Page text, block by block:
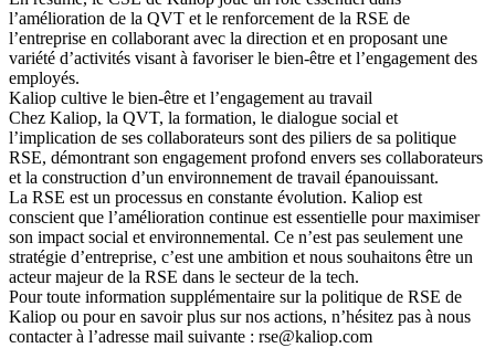
l’amélioration de la QVT et le renforcement de la RSE de
l’entreprise en collaborant avec la direction et en proposant une
variété d’activités visant à favoriser le bien-être et l’engagement des
employés.
Kaliop cultive le bien-être et l’engagement au travail
Chez Kaliop, la QVT, la formation, le dialogue social et
l’implication de ses collaborateurs sont des piliers de sa politique
RSE, démontrant son engagement profond envers ses collaborateurs
et la construction d’un environnement de travail épanouissant.
La RSE est un processus en constante évolution. Kaliop est
conscient que l’amélioration continue est essentielle pour maximiser
son impact social et environnemental. Ce n’est pas seulement une
stratégie d’entreprise, c’est une ambition et nous souhaitons être un
acteur majeur de la RSE dans le secteur de la tech.
Pour toute information supplémentaire sur la politique de RSE de
Kaliop ou pour en savoir plus sur nos actions, n’hésitez pas à nous
contacter à l’adresse mail suivante : rse@kaliop.com